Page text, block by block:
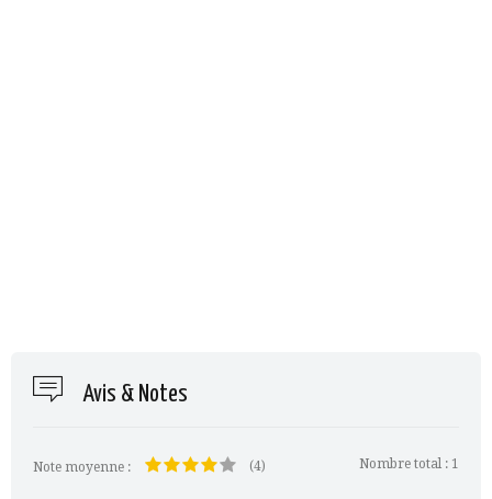
Avis & Notes
Note moyenne : (4) Nombre total : 1